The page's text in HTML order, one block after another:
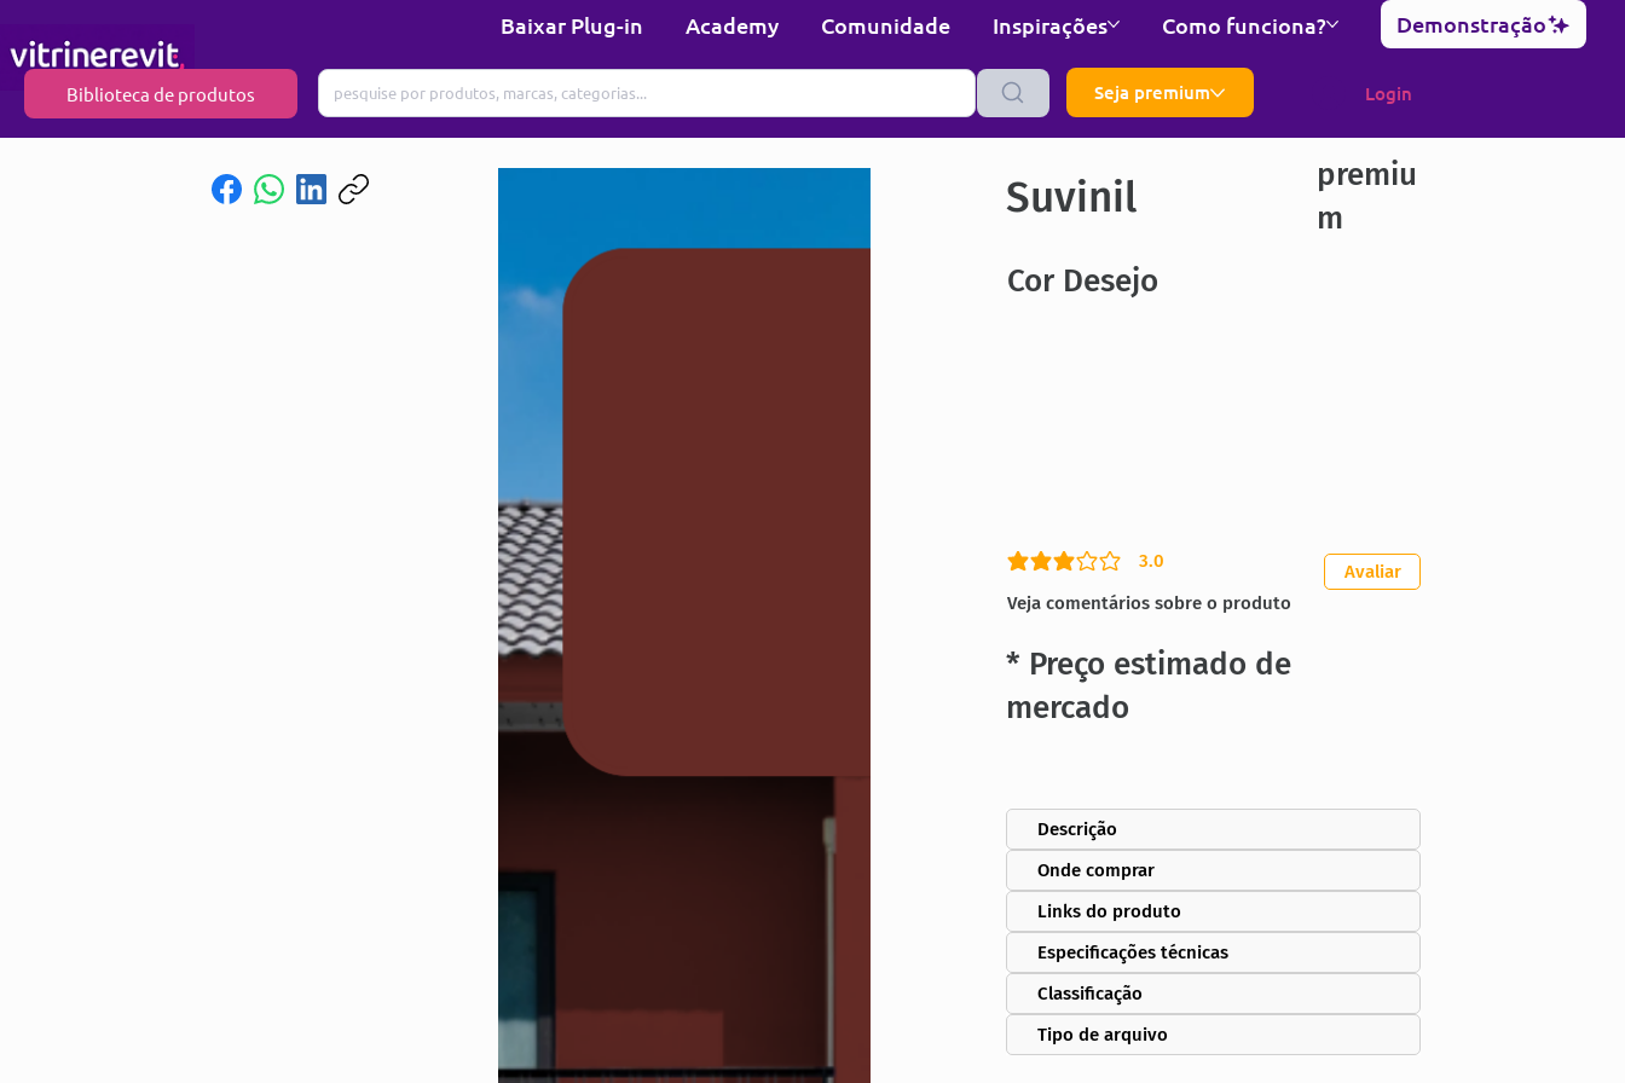
Baixar Plug-in Academy Comunidade Inspirações Como funciona? Demonstração
Biblioteca de produtos Seja premium Login
Suvinil
premiu
m
Cor Desejo
3.0
classificação média é 3 de 5
Veja comentários sobre o produto
Avaliar
* Preço estimado de
mercado
Descrição
Onde comprar
Links do produto
Especificações técnicas
Classificação
Tipo de arquivo